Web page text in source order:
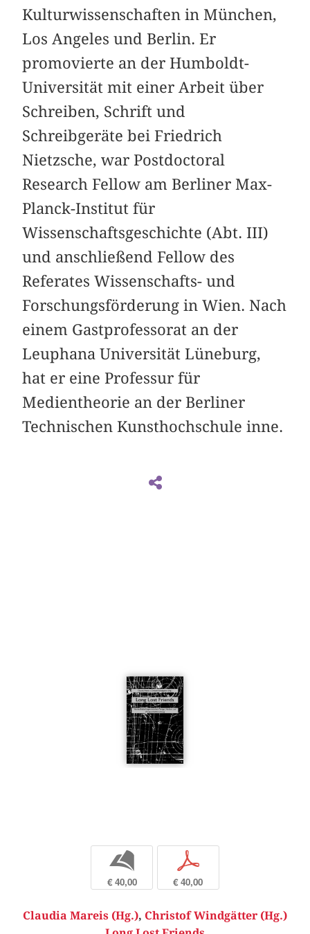
Kulturwissenschaften in München,
Los Angeles und Berlin. Er
promovierte an der Humboldt-
Universität mit einer Arbeit über
Schreiben, Schrift und
Schreibgeräte bei Friedrich
Nietzsche, war Postdoctoral
Research Fellow am Berliner Max-
Planck-Institut für
Wissenschaftsgeschichte (Abt. III)
und anschließend Fellow des
Referates Wissenschafts- und
Forschungsförderung in Wien. Nach
einem Gastprofessorat an der
Leuphana Universität Lüneburg,
hat er eine Professur für
Medientheorie an der Berliner
Technischen Kunsthochschule inne.
b
€ 40,00
p
€ 40,00
Claudia Mareis (Hg.), Christof Windgätter (Hg.)